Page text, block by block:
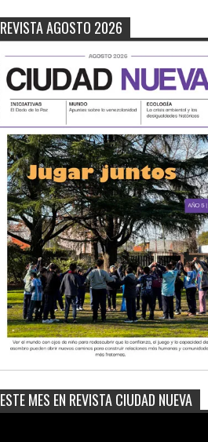
REVISTA AGOSTO 2026
ESTE MES EN REVISTA CIUDAD NUEVA